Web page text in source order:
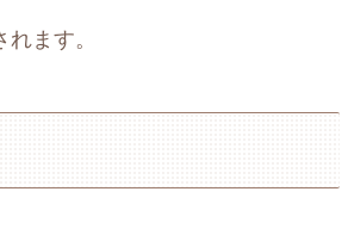
ます。